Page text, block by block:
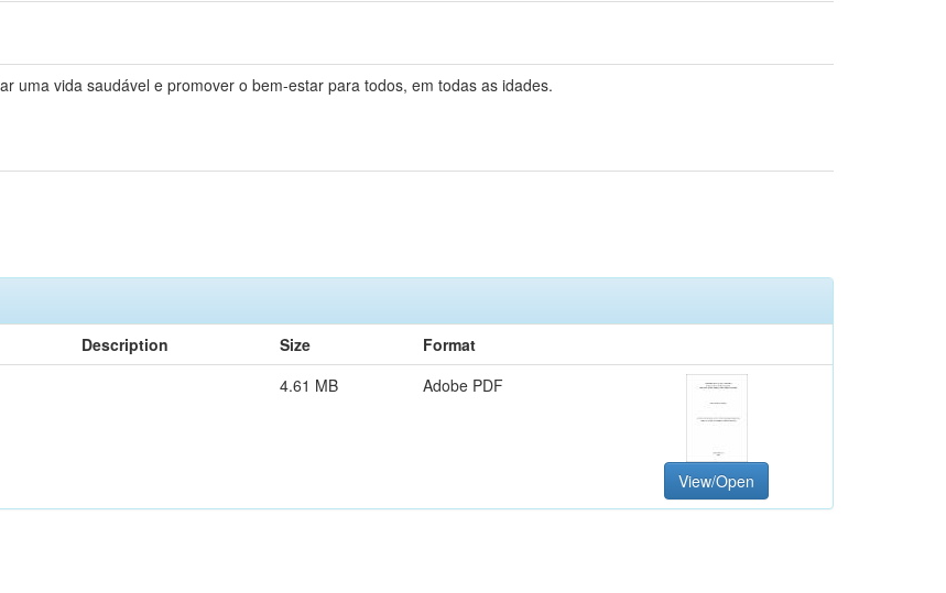
uma vida saudável e promover o bem-estar para todos, em todas as idades.
Description Size
Format
4.61 MB Adobe PDF
View/Open